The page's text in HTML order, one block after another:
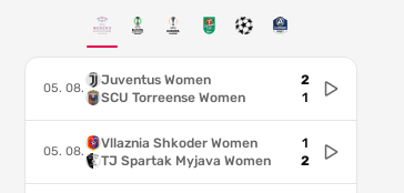
05. 08.
Juventus Women
SCU Torreense Women
2
1
05. 08.
Vllaznia Shkoder Women
TJ Spartak Myjava Women
1
2